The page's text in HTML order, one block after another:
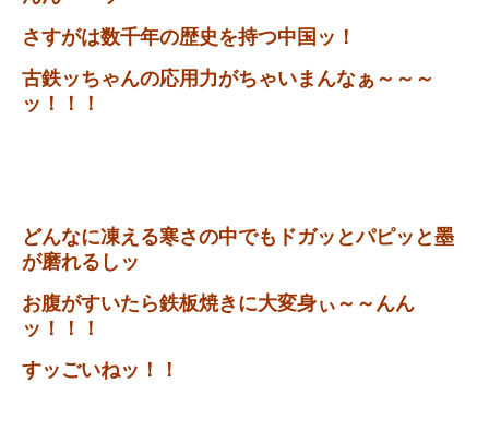
さすがは数千年の歴史を持つ中国ッ！
古鉄ッちゃんの応用力がちゃいまんなぁ～～～
ッ！！！
どんなに凍える寒さの中でもドガッとパピッと墨
が磨れるしッ
お腹がすいたら鉄板焼きに大変身ぃ～～んん
ッ！！！
すッごいねッ！！